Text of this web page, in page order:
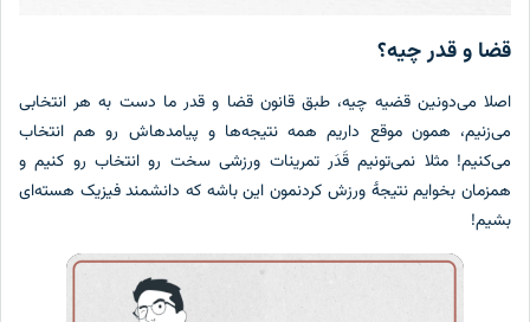
قضا و قدر چیه؟
اصلا می‌دونین قضیه چیه، طبق قانون قضا و قدر ما دست به هر انتخابی
می‌زنیم، همون موقع داریم همه نتیجه‌ها و پیامدهاش رو هم انتخاب
می‌کنیم! مثلا نمی‌تونیم قَدَر تمرینات ورزشی سخت رو انتخاب رو کنیم و
همزمان بخوایم نتیجۀ ورزش کردنمون این باشه که دانشمند فیزیک هسته‌ای
بشیم!